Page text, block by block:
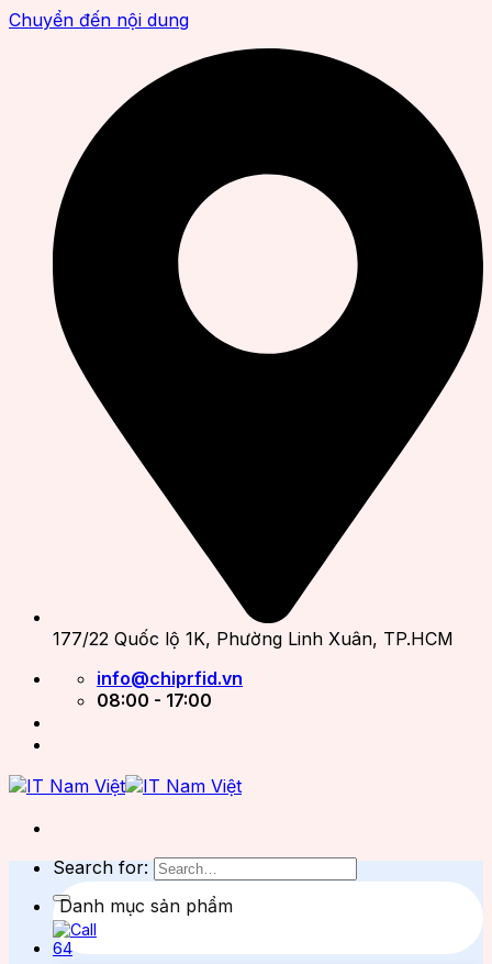
Chuyển đến nội dung
177/22 Quốc lộ 1K, Phường Linh Xuân, TP.HCM
info@chiprfid.vn
08:00 - 17:00
Search for:
Danh mục sản phẩm